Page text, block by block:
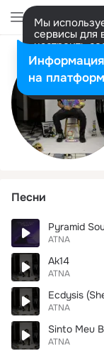
Мы
сервисы для
настроить
Разрешить
Песни
Pyramid
ATNA
Ak14
ATNA
Ecdysis
ATNA
Sinto Meu
ATNA
на